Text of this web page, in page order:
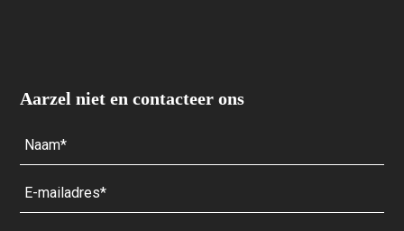
Aarzel niet en contacteer ons